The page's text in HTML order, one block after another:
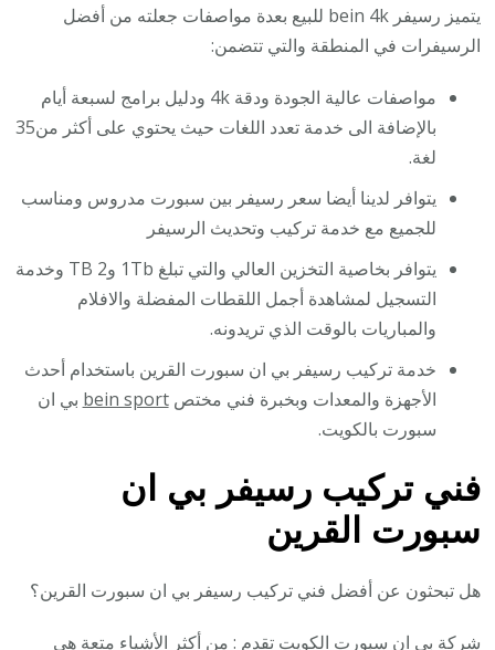
يتميز رسيفر bein 4k للبيع بعدة مواصفات جعلته من أفضل
الرسيفرات في المنطقة والتي تتضمن:
مواصفات عالية الجودة ودقة 4k ودليل برامج لسبعة أيام
بالإضافة الى خدمة تعدد اللغات حيث يحتوي على أكثر من35
لغة.
يتوافر لدينا أيضا سعر رسيفر بين سبورت مدروس ومناسب
للجميع مع خدمة تركيب وتحديث الرسيفر
يتوافر بخاصية التخزين العالي والتي تبلغ 1Tb و2 TB وخدمة
التسجيل لمشاهدة أجمل اللقطات المفضلة والافلام
والمباريات بالوقت الذي تريدونه.
خدمة تركيب رسيفر بي ان سبورت القرين باستخدام أحدث
الأجهزة والمعدات وبخبرة فني مختصbein sport بي ان
سبورت بالكويت.
فني تركيب رسيفر بي ان
سبورت القرين
هل تبحثون عن أفضل فني تركيب رسيفر بي ان سبورت القرين؟
شركة بي ان سبورت الكويت تقدم : من أكثر الأشياء متعة هي